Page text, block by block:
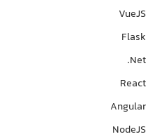
VueJS
Flask
Net.
React
Angular
NodeJS